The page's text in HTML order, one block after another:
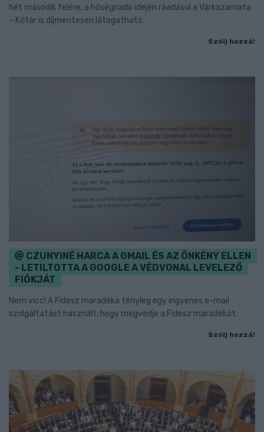
hét második felére, a hőségriadó idején ráadásul a Várkazamata
– Kőtár is díjmentesen látogatható.
Szólj hozzá!
CZUNYINÉ HARCA A GMAIL ÉS AZ ÖNKÉNY ELLEN
- LETILTOTTA A GOOGLE A VÉDVONAL LEVELEZŐ
FIÓKJÁT
Nem vicc! A Fidesz maradéka tényleg egy ingyenes e-mail
szolgáltatást használt, hogy megvédje a Fidesz maradékát.
Szólj hozzá!